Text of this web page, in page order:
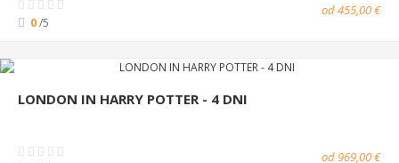
0/5
od 455,00 €
LONDON IN HARRY POTTER - 4 DNI
od 969,00 €